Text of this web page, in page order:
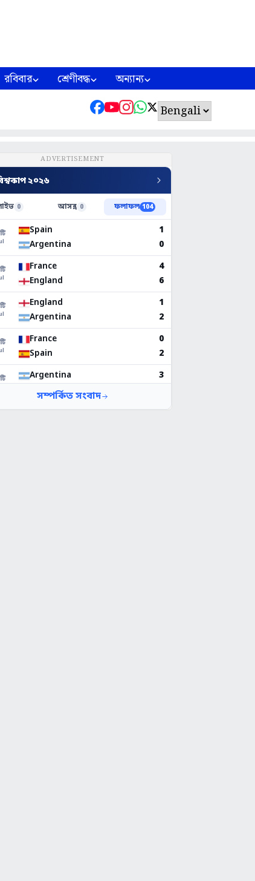
রবিবার শ্রেণীবদ্ধ অন্যান্য
ADVERTISEMENT